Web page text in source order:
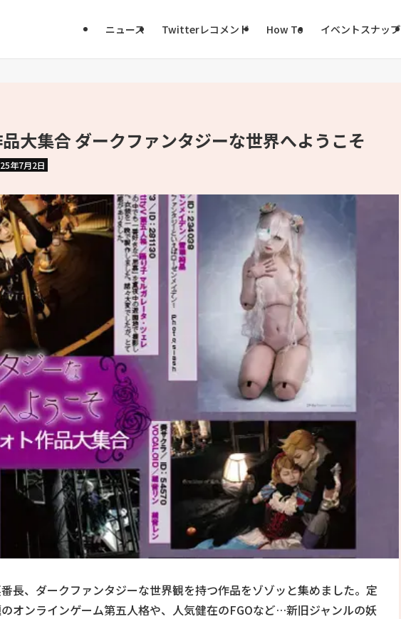
ニュース Twitterレコメンド How To イベントスナップ
大集合 ダークファンタジーな世界へようこそ
年7月2日
長、ダークファンタジーな世界観を持つ作品をゾゾッと集めました。定
オンラインゲーム第五人格や、人気健在のFGOなど…新旧ジャンルの妖